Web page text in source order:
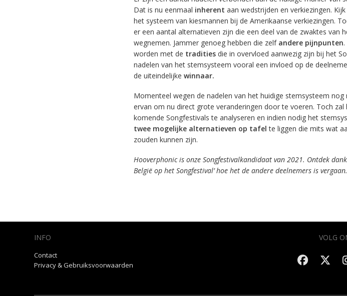
Dat is nu eenmaal inherent aan wedstrijden en verkiezingen.
het systeem van kiesmannen bij de Amerikaanse verkiezingen.
er een aantal alternatieven zijn die een deel van de zwaktes van
wegnemen. Jammer genoeg hebben die zelf andere pijnpunten
worden met de traditiesdie in overvloed aanwezig zijn bij het
nadelen van het stemsysteem vooral een invloed op de
de uiteindelijke winnaar.
Momenteel wegen de nadelen van het huidige stemsysteem
ervan om nu direct grote veranderingen door te voeren. Toch
komende Songfestivals te analyseren en indien nodig het
twee mogelijke alternatieven op tafel te liggen die mits wat
zouden kunnen zijn.
Hooverphonic is onze Songfestivalkandidaat van 2021. Ontdek
België op het Songfestival’ hoe het de andere deelnemers is vergaan.
INFO
Contact
Privacy & Gebruiksvoorwaarden
VOLG